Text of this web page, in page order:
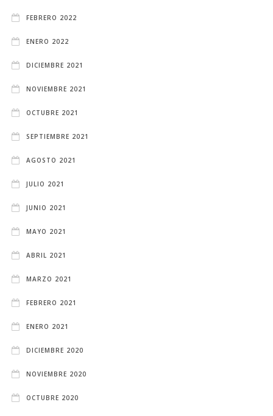
FEBRERO 2022
ENERO 2022
DICIEMBRE 2021
NOVIEMBRE 2021
OCTUBRE 2021
SEPTIEMBRE 2021
AGOSTO 2021
JULIO 2021
JUNIO 2021
MAYO 2021
ABRIL 2021
MARZO 2021
FEBRERO 2021
ENERO 2021
DICIEMBRE 2020
NOVIEMBRE 2020
OCTUBRE 2020